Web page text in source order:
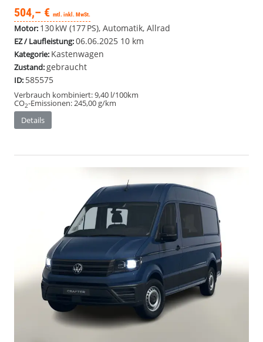
504,– € mtl. inkl. MwSt.
Motor: 130 kW (177 PS), Automatik, Allrad
EZ / Laufleistung:06.06.2025 10 km
Kategorie: Kastenwagen
Zustand:gebraucht
ID: 585575
Verbrauch kombiniert:9,40 l/100km
CO2-Emissionen:245,00 g/km
Details